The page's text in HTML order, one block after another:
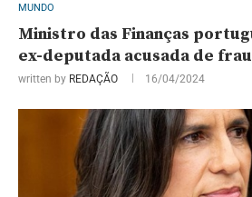
MUNDO
Ministro das Finanças
ex-deputada acusada de
written by REDAÇÃO 16/04/2024